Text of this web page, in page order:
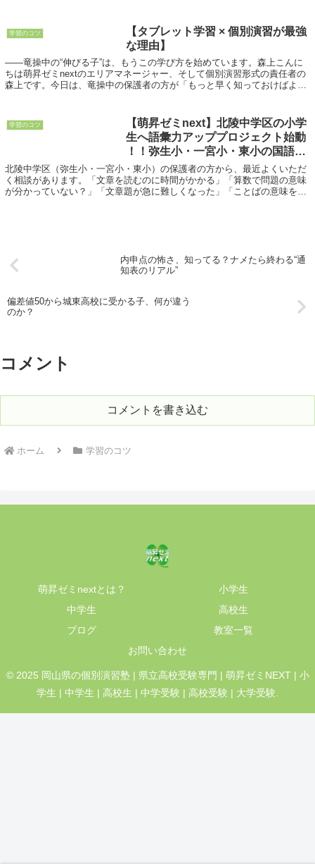
ワークを3周するだけで成績が上がるな
ら、...
学習のコツ
【タブレット学習 × 個別演習が最強
な理由】
――竜操中の“伸びる子”は、もうこの学び方を始めています。森上こんに
ちは萌昇ゼミnextのエリアマネージャー、そして個別演習形式の責任者の
森上です。今日は、竜操中の保護者の方が「もっと早く知っておけばよか
学習のコツ
【萌昇ゼミnext】北陵中学区の小学
生へ語彙力アッププロジェクト始動
！！弥生小・一宮小・東小の国語力
を底上げする30分
北陵中学区（弥生小・一宮小・東小）の保護者の方から、最近よくいただ
く相談があります。「文章を読むのに時間がかかる」「算数で問題の意味
が分かっていない？」「文章題が急に難しくなった」「ことばの意味を知
内申点の怖さ、知ってる？ナメたら終わる“通
知表のリアル”
偏差値50から城東高校に受かる子、何が違う
のか？
コメント
コメントを書き込む
ホーム 学習のコツ
萌昇ゼミnextとは？
小学生
中学生
高校生
ブログ
教室一覧
お問い合わせ
© 2025 岡山県の個別演習塾 | 県立高校受験専門 | 萌昇ゼミNEXT | 小
学生 | 中学生 | 高校生 | 中学受験 | 高校受験 | 大学受験.